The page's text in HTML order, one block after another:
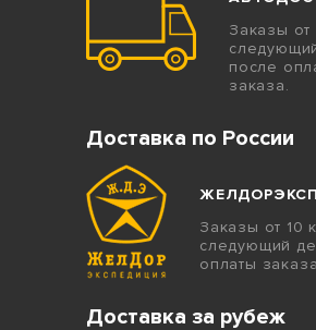
Заказы от
после
заказа.
Доставка по России
Заказы от 10
следующий
оплаты
Доставка за рубеж